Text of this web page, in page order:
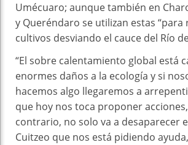
Umécuaro; aunque también en
y Queréndaro se utilizan estas “para
cultivos desviando el cauce del Río
“El sobre calentamiento global está
enormes daños a la ecología y si
hacemos algo llegaremos a
que hoy nos toca proponer
contrario, no solo va a desaparecer
Cuitzeo que nos está pidiendo